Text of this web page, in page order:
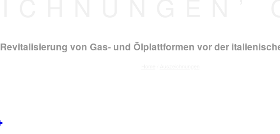
Revitalisierung von Gas- und Ölplattformen vor der